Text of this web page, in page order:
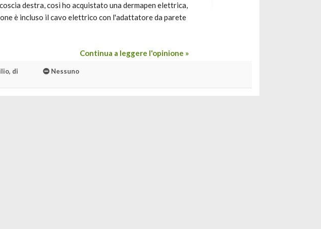
destra, così ho acquistato una dermapen elettrica,
è incluso il cavo elettrico con l'adattatore da parete
Continua a leggere l'opinione »
di
Nessuno